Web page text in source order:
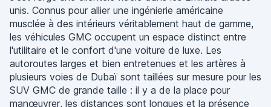
unis. Connus pour allier une ingénierie américaine
musclée à des intérieurs véritablement haut de gamme,
les véhicules GMC occupent un espace distinct entre
l'utilitaire et le confort d'une voiture de luxe. Les
autoroutes larges et bien entretenues et les artères à
plusieurs voies de Dubaï sont taillées sur mesure pour les
SUV GMC de grande taille : il y a de la place pour
manœuvrer, les distances sont longues et la présence